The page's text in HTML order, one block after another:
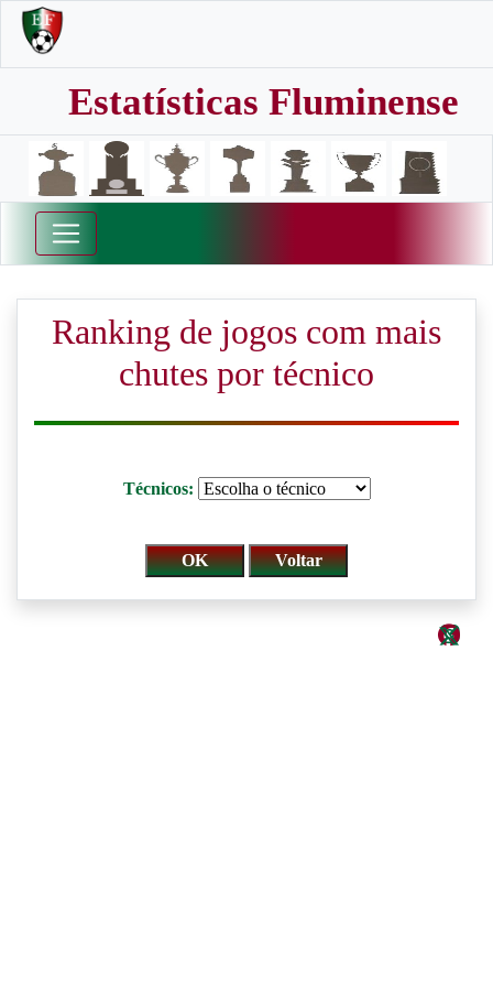
Estatísticas Fluminense
Ranking de jogos com mais
chutes por técnico
Técnicos: